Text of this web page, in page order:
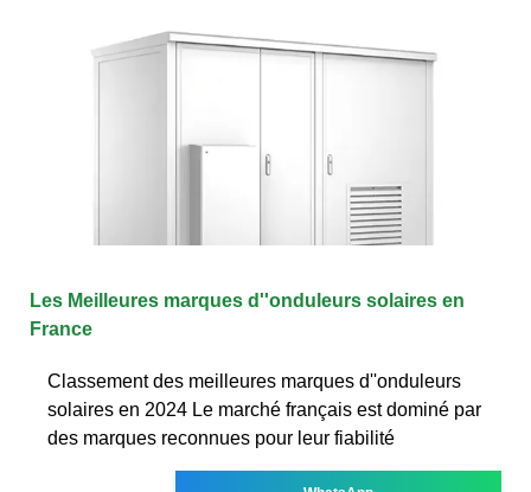
Les Meilleures marques d''onduleurs solaires en
France
Classement des meilleures marques d''onduleurs
solaires en 2024 Le marché français est dominé par
des marques reconnues pour leur fiabilité